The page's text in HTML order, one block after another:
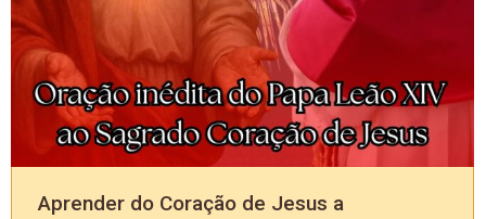
Aprender do Coração de Jesus a